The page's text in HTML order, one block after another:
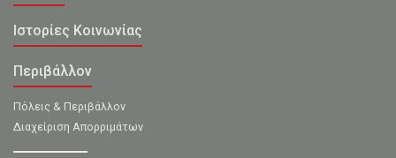
Ιστορίες Κοινωνίας
Περιβάλλον
Πόλεις & Περιβάλλον
Διαχείριση Απορριμάτων